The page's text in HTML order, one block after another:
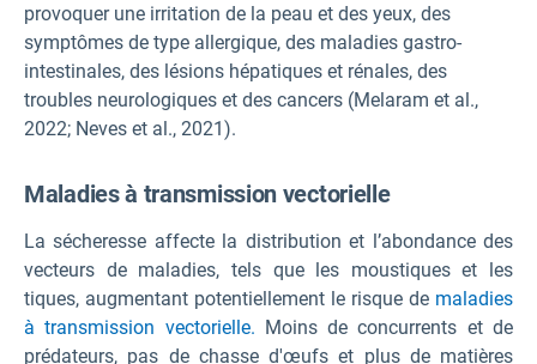
provoquer une irritation de la peau et des yeux, des
symptômes de type allergique, des maladies gastro-
intestinales, des lésions hépatiques et rénales, des
troubles neurologiques et des cancers (Melaram et al.,
2022; Neves et al., 2021).
Maladies à transmission vectorielle
La sécheresse affecte la distribution et l’abondance des
vecteurs de maladies, tels que les moustiques et les
tiques, augmentant potentiellement le risque de maladies
à transmission vectorielle. Moins de concurrents et de
prédateurs, pas de chasse d'œufs et plus de matières